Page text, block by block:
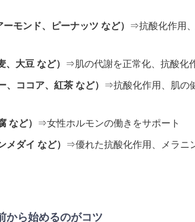
モンド、ピーナッツ など）
⇒抗酸化作用
大豆 など） ⇒肌の代謝を正常化、抗酸化
ココア、紅茶 など）
⇒抗酸化作用、肌の
など） ⇒女性ホルモンの働きをサポート
ダイ など）
⇒優れた抗酸化作用、メラニ
から始めるのがコツ